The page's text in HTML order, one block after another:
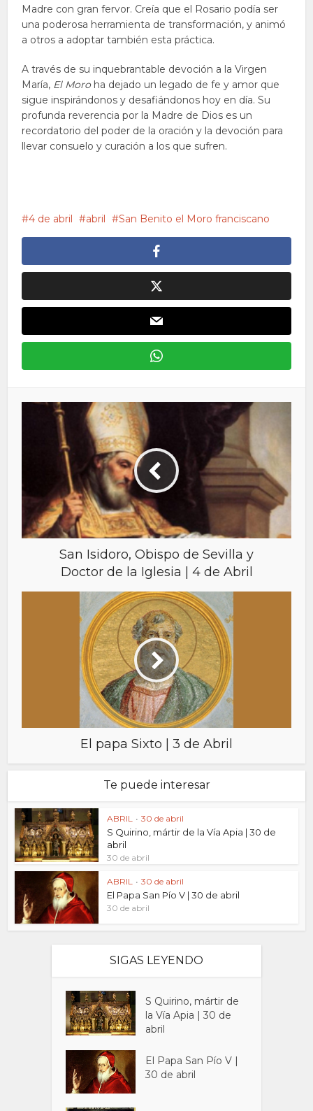
Madre con gran fervor. Creía que el Rosario podía ser
una poderosa herramienta de transformación, y animó
a otros a adoptar también esta práctica.
A través de su inquebrantable devoción a la Virgen
María, El Moroha dejado un legado de fe y amor que
sigue inspirándonos y desafiándonos hoy en día. Su
profunda reverencia por la Madre de Dios es un
recordatorio del poder de la oración y la devoción para
llevar consuelo y curación a los que sufren.
4 de abril abril San Benito el Moro franciscano
San Isidoro, Obispo de Sevilla y
Doctor de la Iglesia | 4 de Abril
El papa Sixto | 3 de Abril
Te puede interesar
ABRIL • 30 de abril
S Quirino, mártir de la Vía Apia | 30 de
abril
30 de abril
ABRIL • 30 de abril
El Papa San Pío V | 30 de abril
30 de abril
SIGAS LEYENDO
S Quirino, mártir de
la Vía Apia | 30 de
abril
El Papa San Pío V |
30 de abril